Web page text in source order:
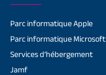
Parc informatique Apple
Parc informatique Microsoft
Services d’hébergement
Jamf